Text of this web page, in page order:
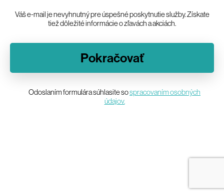
Váš e-mail je nevyhnutný pre úspešné poskytnutie služby. Získate
tiež dôležité informácie o zľavách a akciách.
Pokračovať
Odoslaním formulára súhlasite sospracovaním osobných
údajov.